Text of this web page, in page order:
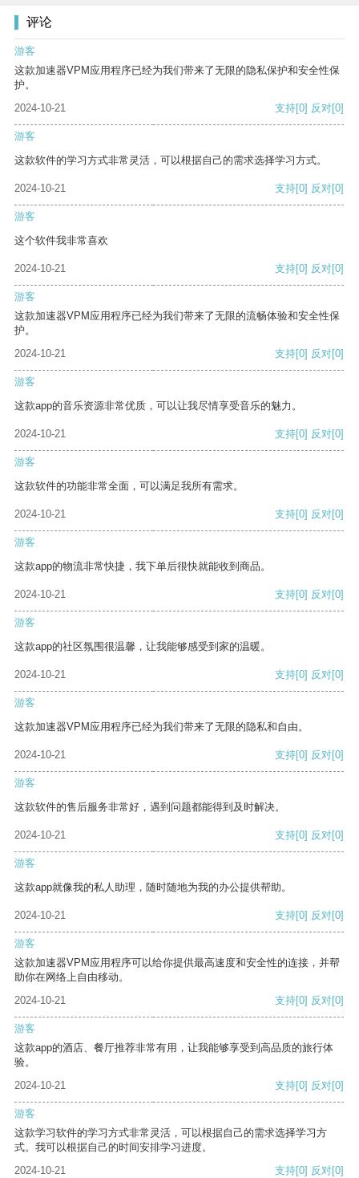
评论
游客
这款加速器VPM应用程序已经为我们带来了无限的隐私保护和安全性保
护。
2024-10-21
支持[0] 反对[0]
游客
这款软件的学习方式非常灵活，可以根据自己的需求选择学习方式。
2024-10-21 支持[0] 反对[0]
游客
这个软件我非常喜欢
2024-10-21 支持[0] 反对[0]
游客
这款加速器VPM应用程序已经为我们带来了无限的流畅体验和安全性保
护。
2024-10-21
支持[0] 反对[0]
游客
这款app的音乐资源非常优质，可以让我尽情享受音乐的魅力。
2024-10-21 支持[0] 反对[0]
游客
这款软件的功能非常全面，可以满足我所有需求。
2024-10-21 支持[0] 反对[0]
游客
这款app的物流非常快捷，我下单后很快就能收到商品。
2024-10-21 支持[0] 反对[0]
游客
这款app的社区氛围很温馨，让我能够感受到家的温暖。
2024-10-21 支持[0] 反对[0]
游客
这款加速器VPM应用程序已经为我们带来了无限的隐私和自由。
2024-10-21 支持[0] 反对[0]
游客
这款软件的售后服务非常好，遇到问题都能得到及时解决。
2024-10-21 支持[0] 反对[0]
游客
这款app就像我的私人助理，随时随地为我的办公提供帮助。
2024-10-21 支持[0] 反对[0]
游客
这款加速器VPM应用程序可以给你提供最高速度和安全性的连接，并帮
助你在网络上自由移动。
2024-10-21
支持[0] 反对[0]
游客
这款app的酒店、餐厅推荐非常有用，让我能够享受到高品质的旅行体
验。
2024-10-21
支持[0] 反对[0]
游客
这款学习软件的学习方式非常灵活，可以根据自己的需求选择学习方
式。我可以根据自己的时间安排学习进度。
2024-10-21
支持[0] 反对[0]